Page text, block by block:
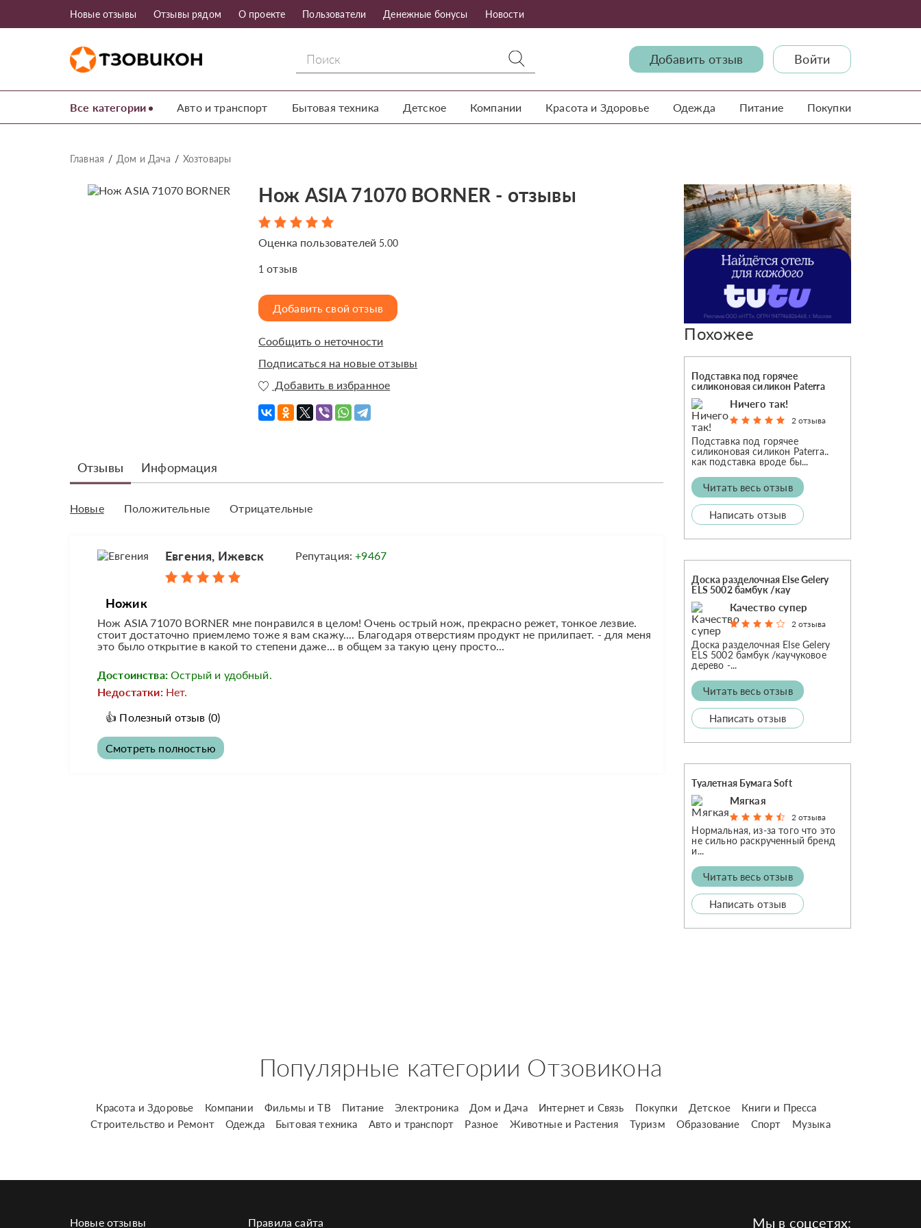
Новые отзывы Отзывы рядом О проекте Пользователи Денежные бонусы Новости
Добавить отзыв Войти
Все категории Авто и транспорт Бытовая техника Детское Компании Красота и Здоровье Одежда Питание Покупки
Главная Дом и Дача Хозтовары
Нож ASIA 71070 BORNER - отзывы
Оценка пользователей 5.00
1 отзыв
Добавить свой отзыв
Сообщить о неточности
Подписаться на новые отзывы
Добавить в избранное
Отзывы Информация
Новые Положительные Отрицательные
Евгения, Ижевск Репутация:+9467
Ножик
Нож ASIA 71070 BORNER мне понравился в целом! Очень острый нож, прекрасно режет, тонкое лезвие.
стоит достаточно приемлемо тоже я вам скажу.... Благодаря отверстиям продукт не прилипает. - для меня
это было открытие в какой то степени даже... в общем за такую цену просто...
Достоинства: Острый и удобный.
Недостатки: Нет.
👍 Полезный отзыв (0)
Смотреть полностью
Похожее
Подставка под горячее
силиконовая силикон Paterra
Ничего так!
2 отзыва
Подставка под горячее
силиконовая силикон Paterra..
как подставка вроде бы...
Читать весь отзыв
Написать отзыв
Доска разделочная Else Gelery
ELS 5002 бамбук /кау
Качество супер
2 отзыва
Доска разделочная Else Gelery
ELS 5002 бамбук /каучуковое
дерево -...
Читать весь отзыв
Написать отзыв
Туалетная Бумага Soft
Мягкая
2 отзыва
Нормальная, из-за того что это
не сильно раскрученный бренд
и...
Читать весь отзыв
Написать отзыв
Популярные категории Отзовикона
Красота и Здоровье Компании Фильмы и ТВ Питание Электроника Дом и Дача Интернет и Связь Покупки Детское
Книги и Пресса
Строительство и Ремонт
Одежда Бытовая техника Авто и транспорт Разное Животные и Растения Туризм Образование Спорт Музыка
Новые отзывы Правила сайта Мы в соцсетях: